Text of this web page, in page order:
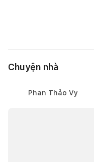
Chuyện nhà
Phan Thảo Vy